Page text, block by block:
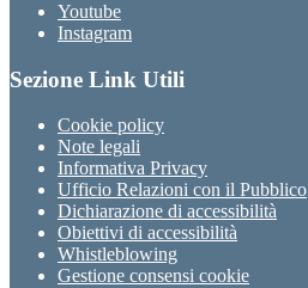
Youtube
Instagram
Sezione Link Utili
Cookie policy
Note legali
Informativa Privacy
Ufficio Relazioni con il Pubblico
Dichiarazione di accessibilità
Obiettivi di accessibilità
Whistleblowing
Gestione consensi cookie